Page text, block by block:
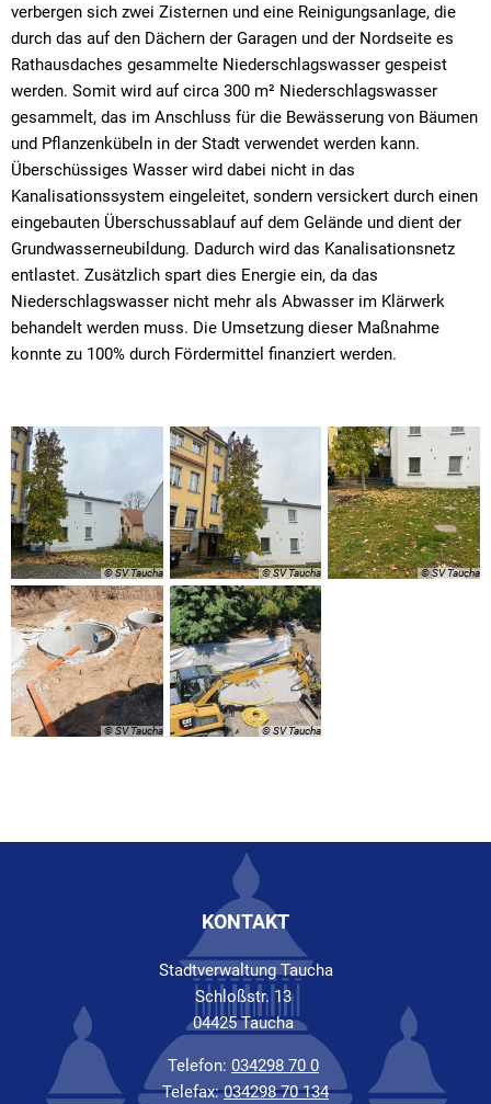
verbergen sich zwei Zisternen und eine Reinigungsanlage, die
durch das auf den Dächern der Garagen und der Nordseite es
Rathausdaches gesammelte Niederschlagswasser gespeist
werden. Somit wird auf circa 300 m² Niederschlagswasser
gesammelt, das im Anschluss für die Bewässerung von Bäumen
und Pflanzenkübeln in der Stadt verwendet werden kann.
Überschüssiges Wasser wird dabei nicht in das
Kanalisationssystem eingeleitet, sondern versickert durch einen
eingebauten Überschussablauf auf dem Gelände und dient der
Grundwasserneubildung. Dadurch wird das Kanalisationsnetz
entlastet. Zusätzlich spart dies Energie ein, da das
Niederschlagswasser nicht mehr als Abwasser im Klärwerk
behandelt werden muss. Die Umsetzung dieser Maßnahme
konnte zu 100% durch Fördermittel finanziert werden.
© SV Taucha © SV Taucha © SV Taucha
© SV Taucha © SV Taucha
KONTAKT
Stadtverwaltung Taucha
Schloßstr. 13
04425 Taucha
Telefon: 034298 70 0
Telefax:034298 70 134